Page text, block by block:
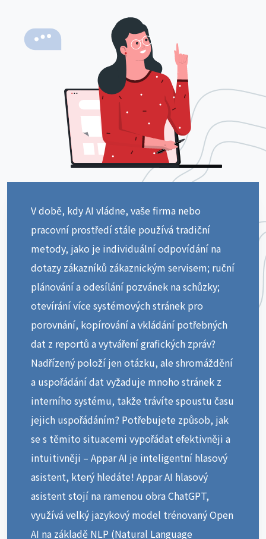
V době, kdy AI vládne, vaše firma nebo
pracovní prostředí stále používá tradiční
metody, jako je individuální odpovídání na
dotazy zákazníků zákaznickým servisem; ruční
plánování a odesílání pozvánek na schůzky;
otevírání více systémových stránek pro
porovnání, kopírování a vkládání potřebných
dat z reportů a vytváření grafických zpráv?
Nadřízený položí jen otázku, ale shromáždění
a uspořádání dat vyžaduje mnoho stránek z
interního systému, takže trávíte spoustu času
jejich uspořádáním? Potřebujete způsob, jak
se s těmito situacemi vypořádat efektivněji a
intuitivněji – Appar AI je inteligentní hlasový
asistent, který hledáte! Appar AI hlasový
asistent stojí na ramenou obra ChatGPT,
využívá velký jazykový model trénovaný Open
AI na základě NLP (Natural Language